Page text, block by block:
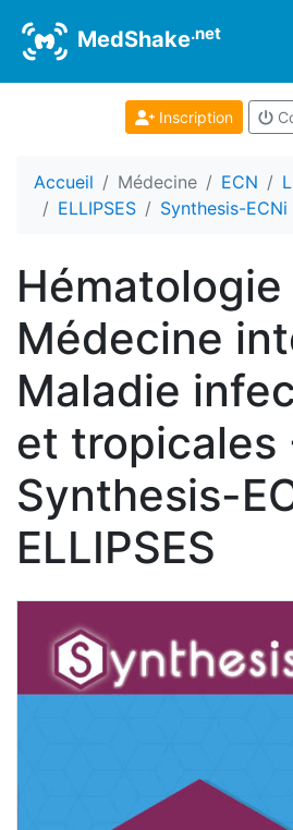
MedShake.net
Inscription
Accueil Médecine ECN
ELLIPSES
Synthesis-ECNi
Hématologie
Médecine
Maladie
et tropicales
Synthesis-
ELLIPSES